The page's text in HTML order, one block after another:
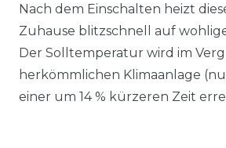
Nach dem Einschalten heizt
Zuhause blitzschnell auf
Der Solltemperatur wird im
herkömmlichen Klimaanlage
einer um 14 % kürzeren Zeit